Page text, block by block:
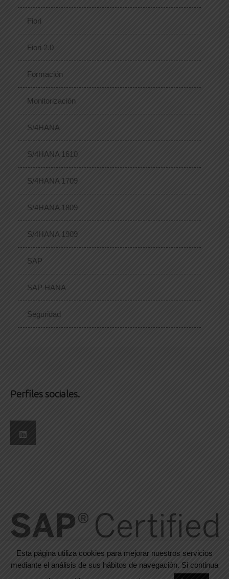
Fiori
Fiori 2.0
Formación
Monitorización
S/4HANA
S/4HANA 1610
S/4HANA 1709
S/4HANA 1809
S/4HANA 1909
SAP
SAP HANA
Seguridad
Perfiles sociales.
Esta página utiliza cookies para mejorar nuestros servicios
mediante el análisis de sus hábitos de navegación. Si continua